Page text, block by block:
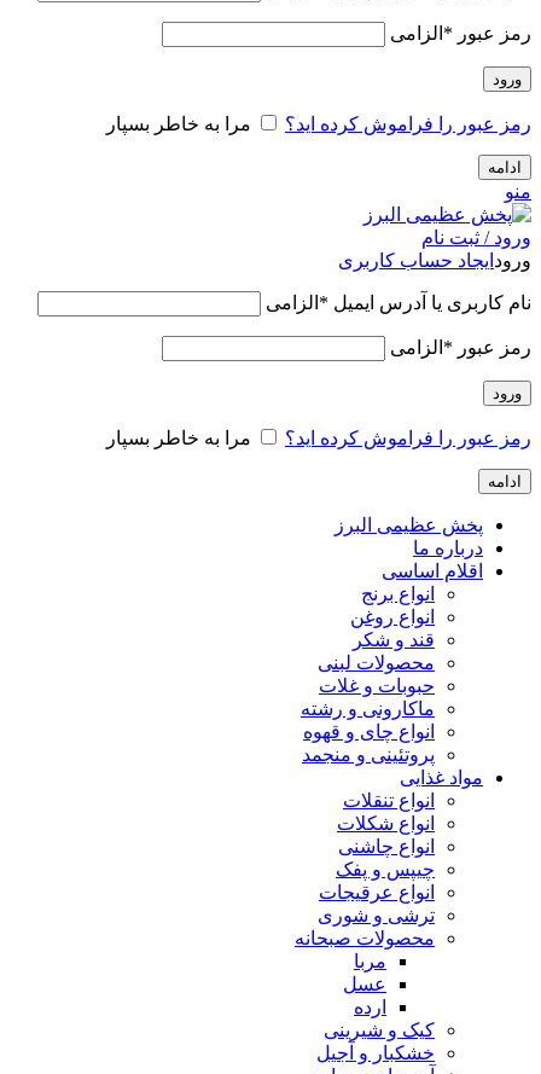
رمز عبور * الزامی
ورود
رمز عبور را فراموش کرده اید؟ مرا به خاطر بسپار
ادامه
منو
ورود / ثبت نام
ورود ایجاد حساب کاربری
نام کاربری یا آدرس ایمیل * الزامی
رمز عبور * الزامی
ورود
رمز عبور را فراموش کرده اید؟ مرا به خاطر بسپار
ادامه
پخش عظیمی البرز
درباره ما
اقلام اساسی
انواع برنج
انواع روغن
قند و شکر
محصولات لبنی
حبوبات و غلات
ماکارونی و رشته
انواع چای و قهوه
پروتئینی و منجمد
مواد غذایی
انواع تنقلات
انواع شکلات
انواع چاشنی
چیپس و پفک
انواع عرقیجات
ترشی و شوری
محصولات صبحانه
مربا
عسل
ارده
کیک و شیرینی
خشکبار و آجیل